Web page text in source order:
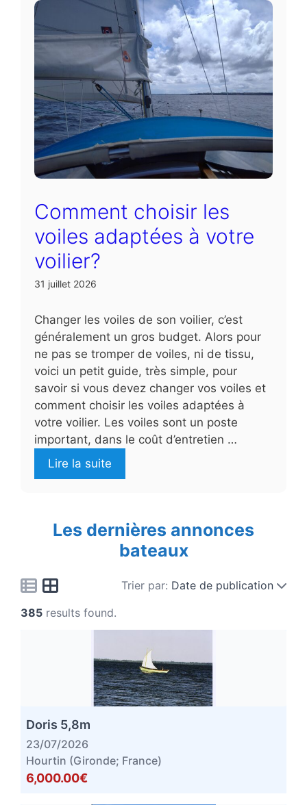
Comment choisir les
voiles adaptées à votre
voilier?
31 juillet 2026
Changer les voiles de son voilier, c’est
généralement un gros budget. Alors pour
ne pas se tromper de voiles, ni de tissu,
voici un petit guide, très simple, pour
savoir si vous devez changer vos voiles et
comment choisir les voiles adaptées à
votre voilier. Les voiles sont un poste
important, dans le coût d’entretien …
Lire la suite
Les dernières annonces
bateaux
Trier par: Date de publication
385 results found.
Doris 5,8m
23/07/2026
Hourtin (Gironde; France)
6,000.00€